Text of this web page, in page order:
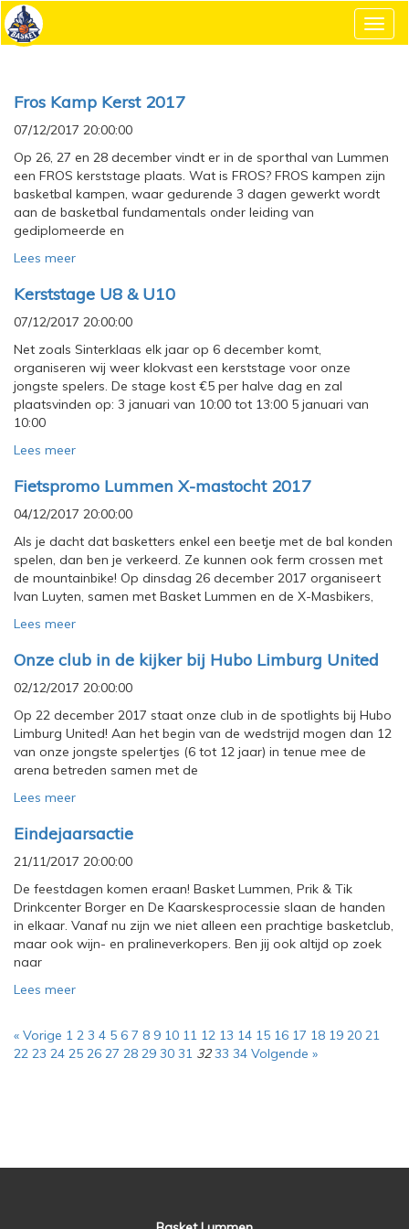
Fros Kamp Kerst 2017
07/12/2017 20:00:00
Op 26, 27 en 28 december vindt er in de sporthal van Lummen
een FROS kerststage plaats. Wat is FROS? FROS kampen zijn
basketbal kampen, waar gedurende 3 dagen gewerkt wordt
aan de basketbal fundamentals onder leiding van
gediplomeerde en
Lees meer
Kerststage U8 & U10
07/12/2017 20:00:00
Net zoals Sinterklaas elk jaar op 6 december komt,
organiseren wij weer klokvast een kerststage voor onze
jongste spelers. De stage kost €5 per halve dag en zal
plaatsvinden op: 3 januari van 10:00 tot 13:00 5 januari van
10:00
Lees meer
Fietspromo Lummen X-mastocht 2017
04/12/2017 20:00:00
Als je dacht dat basketters enkel een beetje met de bal konden
spelen, dan ben je verkeerd. Ze kunnen ook ferm crossen met
de mountainbike! Op dinsdag 26 december 2017 organiseert
Ivan Luyten, samen met Basket Lummen en de X-Masbikers,
Lees meer
Onze club in de kijker bij Hubo Limburg United
02/12/2017 20:00:00
Op 22 december 2017 staat onze club in de spotlights bij Hubo
Limburg United! Aan het begin van de wedstrijd mogen dan 12
van onze jongste spelertjes (6 tot 12 jaar) in tenue mee de
arena betreden samen met de
Lees meer
Eindejaarsactie
21/11/2017 20:00:00
De feestdagen komen eraan! Basket Lummen, Prik & Tik
Drinkcenter Borger en De Kaarskesprocessie slaan de handen
in elkaar. Vanaf nu zijn we niet alleen een prachtige basketclub,
maar ook wijn- en pralineverkopers. Ben jij ook altijd op zoek
naar
Lees meer
« Vorige 1 2 3 4 5 6 7 8 9 10 11 12 13 14 15 16 17 18 19 20 21
22 23 24 25 26 27 28 29 30 31 32 33 34 Volgende »